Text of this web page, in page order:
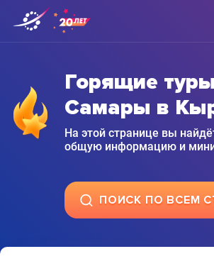
Горящие
Самары в
На этой странице вы
общую информацию и
ПОИСК ПО ВСЕМ